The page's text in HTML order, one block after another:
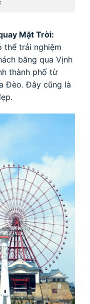
Mặt Trời:
thể trải nghiệm
băng qua Vịnh
thành phố từ
Đèo. Đây cũng là